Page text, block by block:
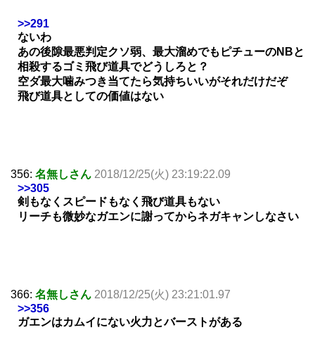
>>291
ないわ
あの後隙最悪判定クソ弱、最大溜めでもピチューのNBと
相殺するゴミ飛び道具でどうしろと？
空ダ最大噛みつき当てたら気持ちいいがそれだけだぞ
飛び道具としての価値はない
356: 名無しさん 2018/12/25(火) 23:19:22.09
>>305
剣もなくスピードもなく飛び道具もない
リーチも微妙なガエンに謝ってからネガキャンしなさい
366: 名無しさん 2018/12/25(火) 23:21:01.97
>>356
ガエンはカムイにない火力とバーストがある